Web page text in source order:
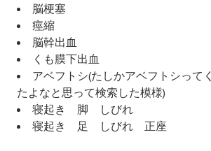
脳梗塞
痙縮
脳幹出血
くも膜下出血
アベフトシ(たしかアベフトシって
たよなと思って検索した模様)
寝起き 脚 しびれ
寝起き 足 しびれ 正座